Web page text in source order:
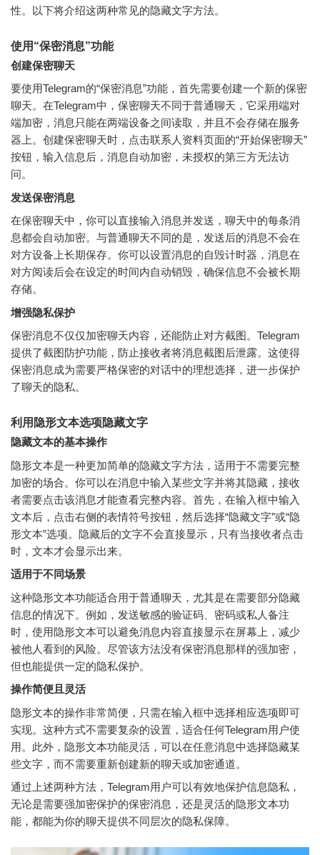
性。以下将介绍这两种常见的隐藏文字方法。
使用“保密消息”功能
创建保密聊天
要使用Telegram的“保密消息”功能，首先需要创建一个新的保密
聊天。在Telegram中，保密聊天不同于普通聊天，它采用端对
端加密，消息只能在两端设备之间读取，并且不会存储在服务
器上。创建保密聊天时，点击联系人资料页面的“开始保密聊天”
按钮，输入信息后，消息自动加密，未授权的第三方无法访
问。
发送保密消息
在保密聊天中，你可以直接输入消息并发送，聊天中的每条消
息都会自动加密。与普通聊天不同的是，发送后的消息不会在
对方设备上长期保存。你可以设置消息的自毁计时器，消息在
对方阅读后会在设定的时间内自动销毁，确保信息不会被长期
存储。
增强隐私保护
保密消息不仅仅加密聊天内容，还能防止对方截图。Telegram
提供了截图防护功能，防止接收者将消息截图后泄露。这使得
保密消息成为需要严格保密的对话中的理想选择，进一步保护
了聊天的隐私。
利用隐形文本选项隐藏文字
隐藏文本的基本操作
隐形文本是一种更加简单的隐藏文字方法，适用于不需要完整
加密的场合。你可以在消息中输入某些文字并将其隐藏，接收
者需要点击该消息才能查看完整内容。首先，在输入框中输入
文本后，点击右侧的表情符号按钮，然后选择“隐藏文字”或“隐
形文本”选项。隐藏后的文字不会直接显示，只有当接收者点击
时，文本才会显示出来。
适用于不同场景
这种隐形文本功能适合用于普通聊天，尤其是在需要部分隐藏
信息的情况下。例如，发送敏感的验证码、密码或私人备注
时，使用隐形文本可以避免消息内容直接显示在屏幕上，减少
被他人看到的风险。尽管该方法没有保密消息那样的强加密，
但也能提供一定的隐私保护。
操作简便且灵活
隐形文本的操作非常简便，只需在输入框中选择相应选项即可
实现。这种方式不需要复杂的设置，适合任何Telegram用户使
用。此外，隐形文本功能灵活，可以在任意消息中选择隐藏某
些文字，而不需要重新创建新的聊天或加密通道。
通过上述两种方法，Telegram用户可以有效地保护信息隐私，
无论是需要强加密保护的保密消息，还是灵活的隐形文本功
能，都能为你的聊天提供不同层次的隐私保障。